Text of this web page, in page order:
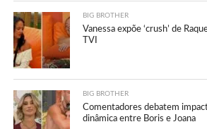
BIG BROTHER
Vanessa expõe ‘crush’ de
TVI
BIG BROTHER
Comentadores debatem
dinâmica entre Boris e Joana